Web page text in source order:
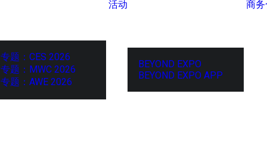
专题：CES 2026
专题：MWC 2026
专题：AWE 2026
活动
BEYOND EXPO
BEYOND EXPO APP
商